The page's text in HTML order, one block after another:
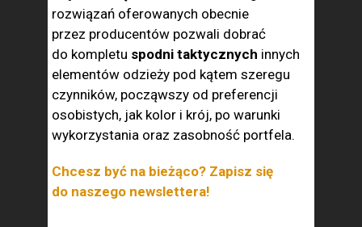
rozwiązań oferowanych obecnie
przez producentów pozwali dobrać
do kompletu spodni taktycznych innych
elementów odzieży pod kątem szeregu
czynników, począwszy od preferencji
osobistych, jak kolor i krój, po warunki
wykorzystania oraz zasobność portfela.
Chcesz być na bieżąco? Zapisz się
do naszego newslettera!